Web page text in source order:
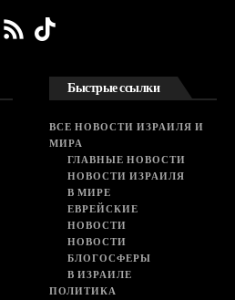
Быстрые ссылки
ВСЕ НОВОСТИ ИЗРАИЛЯ И
МИРА
ГЛАВНЫЕ НОВОСТИ
НОВОСТИ ИЗРАИЛЯ
В МИРЕ
ЕВРЕЙСКИЕ
НОВОСТИ
НОВОСТИ
БЛОГОСФЕРЫ
В ИЗРАИЛЕ
ПОЛИТИКА